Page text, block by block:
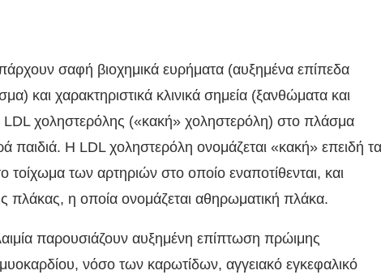
σαφή βιοχημικά ευρήματα (αυξημένα επίπεδα
και χαρακτηριστικά κλινικά σημεία (ξανθώματα και
χοληστερόλης («κακή» χοληστερόλη) στο πλάσμα
παιδιά. Η LDL χοληστερόλη ονομάζεται «κακή» επειδή τα
των αρτηριών στο οποίο εναποτίθενται, και
πλάκας, η οποία ονομάζεται αθηρωματική πλάκα.
παρουσιάζουν αυξημένη επίπτωση πρώιμης
νόσο των καρωτίδων, αγγειακό εγκεφαλικό